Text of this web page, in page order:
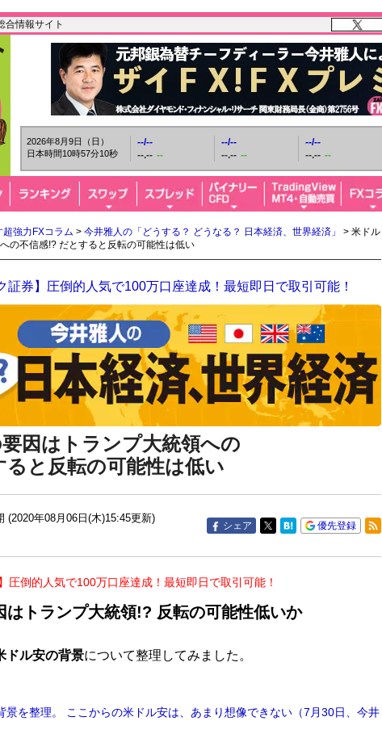
合情報サイト
2026年8月9日（日）
日本時間10時57分11秒
--/--
--.-- --
--/--
--.-- --
--/--
--.-- --
強力FXコラム > 今井雅人の「どうする？ どうなる？ 日本経済、世界経済」
> 米ドル
の不信感!? だとすると反転の可能性は低い
証券】圧倒的人気で100万口座達成！最短即日で取引可能！
因はトランプ大統領への
と反転の可能性は低い
(2020年08月06日(木)15:45更新)
シェア 優先登録
圧倒的人気で100万口座達成！最短即日で取引可能！
はトランプ大統領!? 反転の可能性低いか
ドル安の背景について整理してみました。
景を整理。 ここからの米ドル安は、あまり想像できない（7月30日、今井